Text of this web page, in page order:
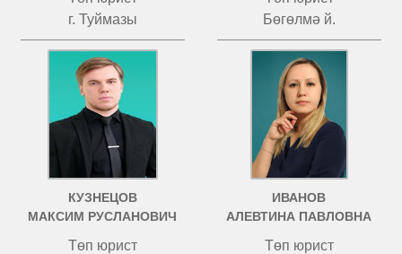
г. Туймазы
Бөгөлмә й.
КУЗНЕЦОВ
МАКСИМ РУСЛАНОВИЧ
Төп юрист
ИВАНОВ
АЛЕВТИНА ПАВЛОВНА
Төп юрист